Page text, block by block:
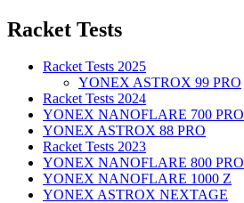
Racket Tests
Racket Tests 2025
YONEX ASTROX 99 PRO
Racket Tests 2024
YONEX NANOFLARE 700 PRO
YONEX ASTROX 88 PRO
Racket Tests 2023
YONEX NANOFLARE 800 PRO
YONEX NANOFLARE 1000 Z
YONEX ASTROX NEXTAGE